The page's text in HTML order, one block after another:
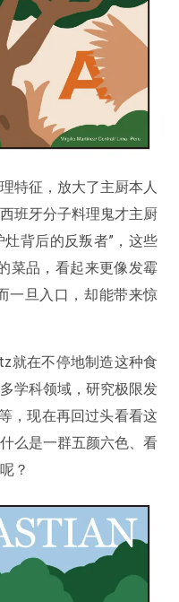
特征，放大了主厨本人
班牙分子料理鬼才主厨
灶背后的反叛者”，这些
菜品，看起来更像发霉
一旦入口，却能带来惊
就在不停地制造这种食
学科领域，研究极限发
，现在再回过头看看这
么是一群五颜六色、看
？